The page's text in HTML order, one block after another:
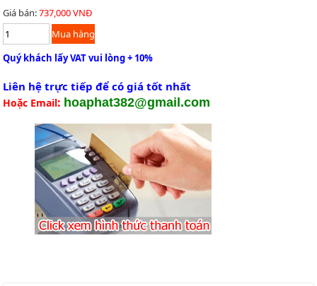
Giá bán:737,000 VNĐ
Quý khách lấy VAT vui lòng + 10%
Liên hệ trực tiếp để có giá tốt nhất
Hoặc Email: hoaphat382@gmail.com